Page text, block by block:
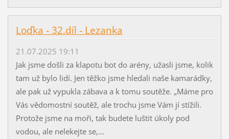
Loďka - 32.díl - Lezanka
21.07.2025 19:11
Jak jsme došli za klapotu bot do arény, užasli jsme, kolik
tam už bylo lidí. Jen těžko jsme hledali naše kamarádky,
ale pak už vypukla zábava a k tomu soutěže. „Máme pro
Vás vědomostní soutěž, ale trochu jsme Vám jí stížili.
Protože jsme na moři, tak budete luštit úkoly pod
vodou, ale nelekejte se,...